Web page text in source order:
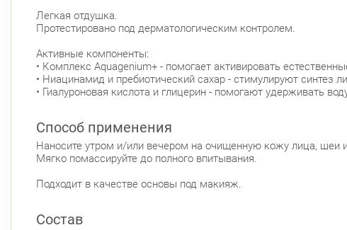
Легкая отдушка.
Протестировано под дерматологическим контролем.
Активные компоненты:
• Комплекс Aquagenium+ - помогает активировать
• Ниацинамид и пребиотический сахар - стимулируют
• Гиалуроновая кислота и глицерин - помогают удерживать
Способ применения
Наносите утром и/или вечером на очищенную кожу лица, шеи
Мягко помассируйте до полного впитывания.
Подходит в качестве основы под макияж.
Состав